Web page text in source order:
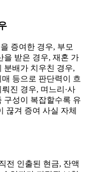
증여한 경우, 부모
을 받은 경우, 재혼 가
분배가 치우친 경우,
등으로 판단력이 흐
진 경우, 며느리·사
구성이 복잡할수록 유
끊겨 증여 사실 자체
전 인출된 현금, 잔액